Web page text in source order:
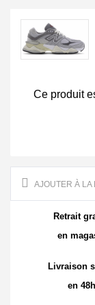
Ce produit
AJOUTER À LA
Retrait
en
Livraison
en 48h